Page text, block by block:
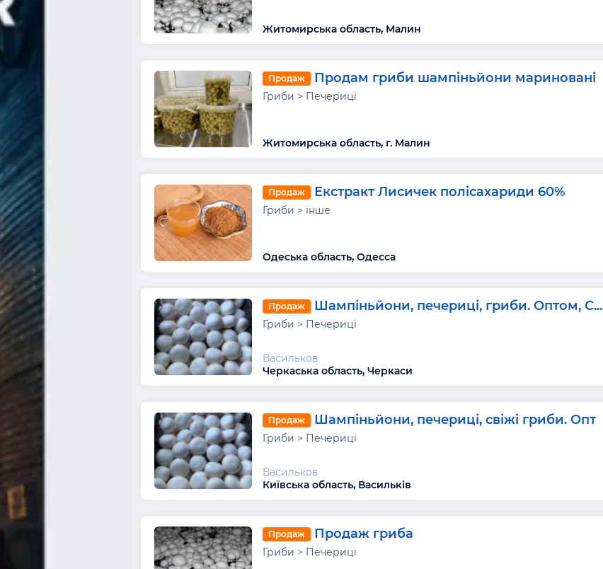
Житомирська область, Малин
Продаж Продам гриби шампіньйони мариновані
Гриби > Печериці
Житомирська область, г. Малин
Продаж Екстракт Лисичек полiсахариди 60%
Гриби > інше
Одеська область, Одесса
Продаж Шампіньйони, печериці, гриби. Оптом, С...
Гриби > Печериці
Васильков
Черкаська область, Черкаси
Продаж Шампіньйони, печериці, свіжі гриби. Опт
Гриби > Печериці
Васильков
Київська область, Васильків
Продаж Продаж гриба
Гриби > Печериці